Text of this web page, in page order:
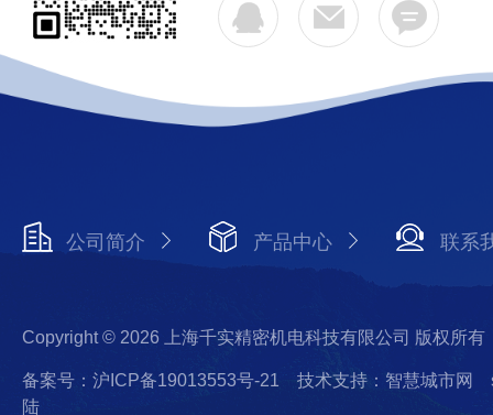
公司简介 产品中心 联系
Copyright © 2026 上海千实精密机电科技有限公司 版权所有
备案号：沪ICP备19013553号-21 技术支持：智慧城市网
陆